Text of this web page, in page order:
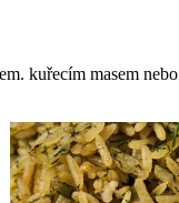
kuřecím masem